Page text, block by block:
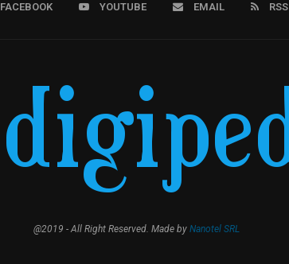
FACEBOOK YOUTUBE EMAIL RSS
@2019 - All Right Reserved. Made by Nanotel SRL